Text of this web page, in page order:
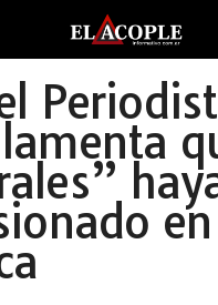
en